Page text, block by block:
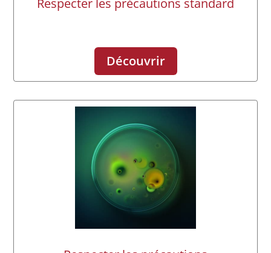
Respecter les précautions standard
Découvrir